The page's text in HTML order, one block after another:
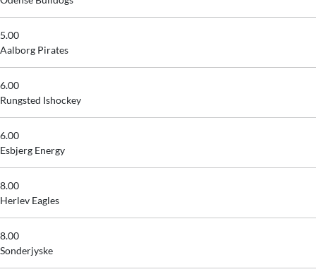
5.00
Aalborg Pirates
6.00
Rungsted Ishockey
6.00
Esbjerg Energy
8.00
Herlev Eagles
8.00
Sonderjyske